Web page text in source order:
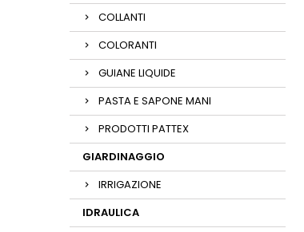
COLLANTI
COLORANTI
GUIANE LIQUIDE
PASTA E SAPONE MANI
PRODOTTI PATTEX
GIARDINAGGIO
IRRIGAZIONE
IDRAULICA